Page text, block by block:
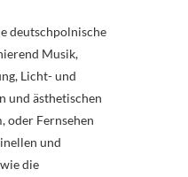
deutschpolnische
Musik,
Licht- und
und ästhetischen
oder Fernsehen
und
die